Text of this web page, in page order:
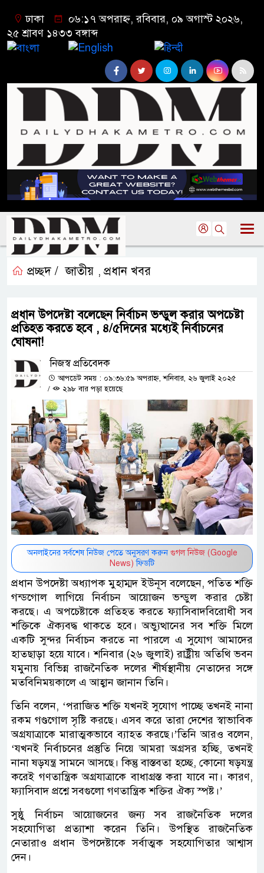
ঢাকা
০৬:১৭ অপরাহ্ন, রবিবার, ০৯ অগাস্ট ২০২৬,
২৫ শ্রাবণ ১৪৩৩ বঙ্গাব্দ
প্রচ্ছদ / জাতীয় , প্রধান খবর
প্রধান উপদেষ্টা বলেছেন নির্বাচন ভন্ডুল করার অপচেষ্টা
প্রতিহত করতে হবে , ৪/৫দিনের মধ্যেই নির্বাচনের
ঘোষনা!
নিজস্ব প্রতিবেদক
আপডেট সময় : ০৯:৩৬:৫৯ অপরাহ্ন, শনিবার, ২৬ জুলাই ২০২৫
/
২৯৮ বার পড়া হয়েছে
অনলাইনের সর্বশেষ নিউজ পেতে অনুসরণ করুন গুগল নিউজ (Google
News) ফিডটি
প্রধান উপদেষ্টা অধ্যাপক মুহাম্মদ ইউনূস বলেছেন, পতিত শক্তি
গন্ডগোল লাগিয়ে নির্বাচন আয়োজন ভন্ডুল করার চেষ্টা
করছে। এ অপচেষ্টাকে প্রতিহত করতে ফ্যাসিবাদবিরোধী সব
শক্তিকে ঐক্যবদ্ধ থাকতে হবে। অভ্যুত্থানের সব শক্তি মিলে
একটি সুন্দর নির্বাচন করতে না পারলে এ সুযোগ আমাদের
হাতছাড়া হয়ে যাবে। শনিবার (২৬ জুলাই) রাষ্ট্রীয় অতিথি ভবন
যমুনায় বিভিন্ন রাজনৈতিক দলের শীর্ষস্থানীয় নেতাদের সঙ্গে
মতবিনিময়কালে এ আহ্বান জানান তিনি।
তিনি বলেন, ‘পরাজিত শক্তি যখনই সুযোগ পাচ্ছে তখনই নানা
রকম গণ্ডগোল সৃষ্টি করছে। এসব করে তারা দেশের স্বাভাবিক
অগ্রযাত্রাকে মারাত্মকভাবে ব্যাহত করছে।’তিনি আরও বলেন,
‘যখনই নির্বাচনের প্রস্তুতি নিয়ে আমরা অগ্রসর হচ্ছি, তখনই
নানা ষড়যন্ত্র সামনে আসছে। কিন্তু বাস্তবতা হচ্ছে, কোনো ষড়যন্ত্র
করেই গণতান্ত্রিক অগ্রযাত্রাকে বাধাগ্রস্ত করা যাবে না। কারণ,
ফ্যাসিবাদ প্রশ্নে সবগুলো গণতান্ত্রিক শক্তির ঐক্য স্পষ্ট।’
সুষ্ঠু নির্বাচন আয়োজনের জন্য সব রাজনৈতিক দলের
সহযোগিতা প্রত্যাশা করেন তিনি। উপস্থিত রাজনৈতিক
নেতারাও প্রধান উপদেষ্টাকে সর্বাত্মক সহযোগিতার আশ্বাস
দেন।